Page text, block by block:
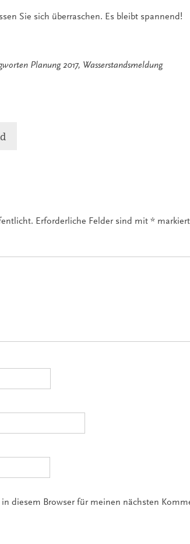
Sie sich überraschen. Es bleibt spannend!
Planung 2017, Wasserstandsmeldung
Erforderliche Felder sind mit * markiert
diesem Browser für meinen nächsten